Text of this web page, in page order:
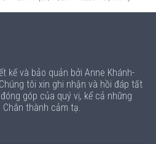
kế và bảo quản bởi Anne Khánh-
tôi xin ghi nhận và hồi đáp tất
góp của quý vị, kể cả những
thành cảm tạ.